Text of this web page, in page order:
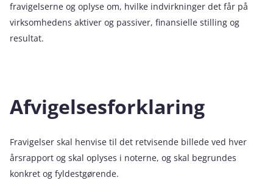
fravigelserne og oplyse om, hvilke indvirkninger det får på
virksomhedens aktiver og passiver, finansielle stilling og
resultat.
Afvigelsesforklaring
Fravigelser skal henvise til det retvisende billede ved hver
årsrapport og skal oplyses i noterne, og skal begrundes
konkret og fyldestgørende.